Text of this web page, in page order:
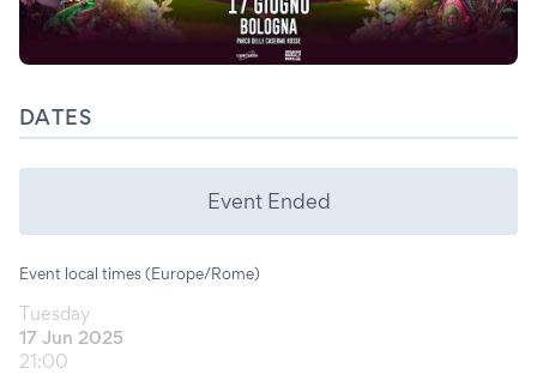
DATES
Event Ended
Event local times (Europe/Rome)
Tuesday
17 Jun 2025
21:00